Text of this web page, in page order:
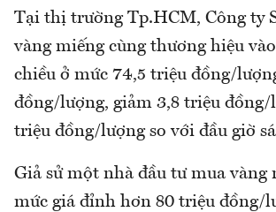
Tại thị trường Tp.HCM, Công ty
vàng miếng cùng thương hiệu
chiều ở mức 74,5 triệu đồng/
đồng/lượng, giảm 3,8 triệu đồng/
triệu đồng/lượng so với đầu giờ
Giả sử một nhà đầu tư mua vàng
mức giá đỉnh hơn 80 triệu đồng/